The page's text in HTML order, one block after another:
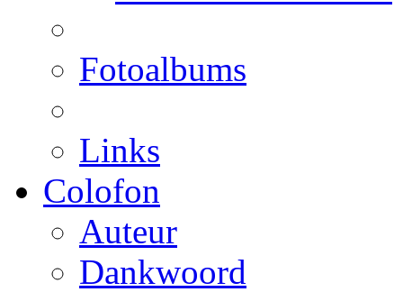
Fotoalbums
Links
Colofon
Auteur
Dankwoord